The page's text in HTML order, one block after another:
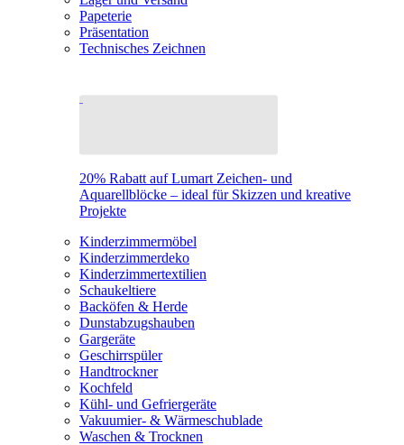
Papeterie
Präsentation
Technisches Zeichnen
20% Rabatt auf Lumart Zeichen- und
Aquarellblöcke – ideal für Skizzen und kreative
Projekte
Kinderzimmermöbel
Kinderzimmerdeko
Kinderzimmertextilien
Schaukeltiere
Backöfen & Herde
Dunstabzugshauben
Gargeräte
Geschirrspüler
Handtrockner
Kochfeld
Kühl- und Gefriergeräte
Vakuumier- & Wärmeschublade
Waschen & Trocknen